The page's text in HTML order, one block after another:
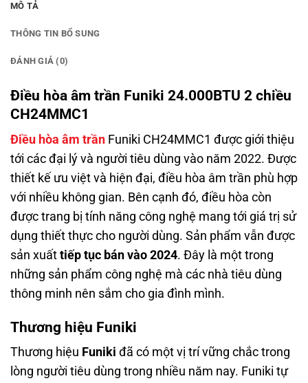
MÔ TẢ
THÔNG TIN BỔ SUNG
ĐÁNH GIÁ (0)
Điều hòa âm trần Funiki 24.000BTU 2 chiều
CH24MMC1
Điều hòa âm trần Funiki CH24MMC1 được giới thiệu
tới các đại lý và người tiêu dùng vào năm 2022. Được
thiết kế ưu việt và hiện đại, điều hòa âm trần phù hợp
với nhiều không gian. Bên cạnh đó, điều hòa còn
được trang bị tính năng công nghệ mang tới giá trị sử
dụng thiết thực cho người dùng. Sản phẩm vẫn được
sản xuất tiếp tục bán vào 2024. Đây là một trong
những sản phẩm công nghệ mà các nhà tiêu dùng
thông minh nên sắm cho gia đình mình.
Thương hiệu Funiki
Thương hiệu Funiki đã có một vị trí vững chắc trong
lòng người tiêu dùng trong nhiều năm nay. Funiki tự